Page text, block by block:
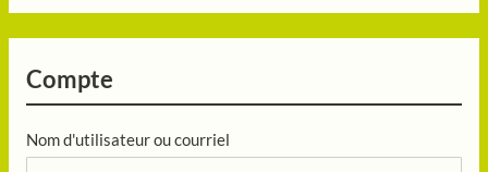
Compte
Nom d'utilisateur ou courriel